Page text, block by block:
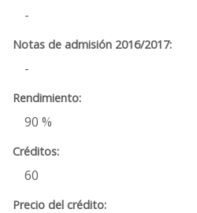
-
-
90 %
60